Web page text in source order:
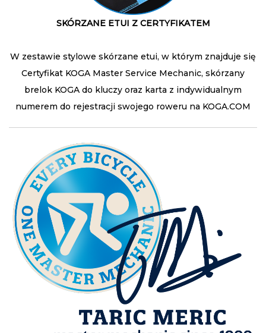
SKÓRZANE ETUI Z CERTYFIKATEM
W zestawie stylowe skórzane etui, w którym znajduje się
Certyfikat KOGA Master Service Mechanic, skórzany
brelok KOGA do kluczy oraz karta z indywidualnym
numerem do rejestracji swojego roweru na KOGA.COM